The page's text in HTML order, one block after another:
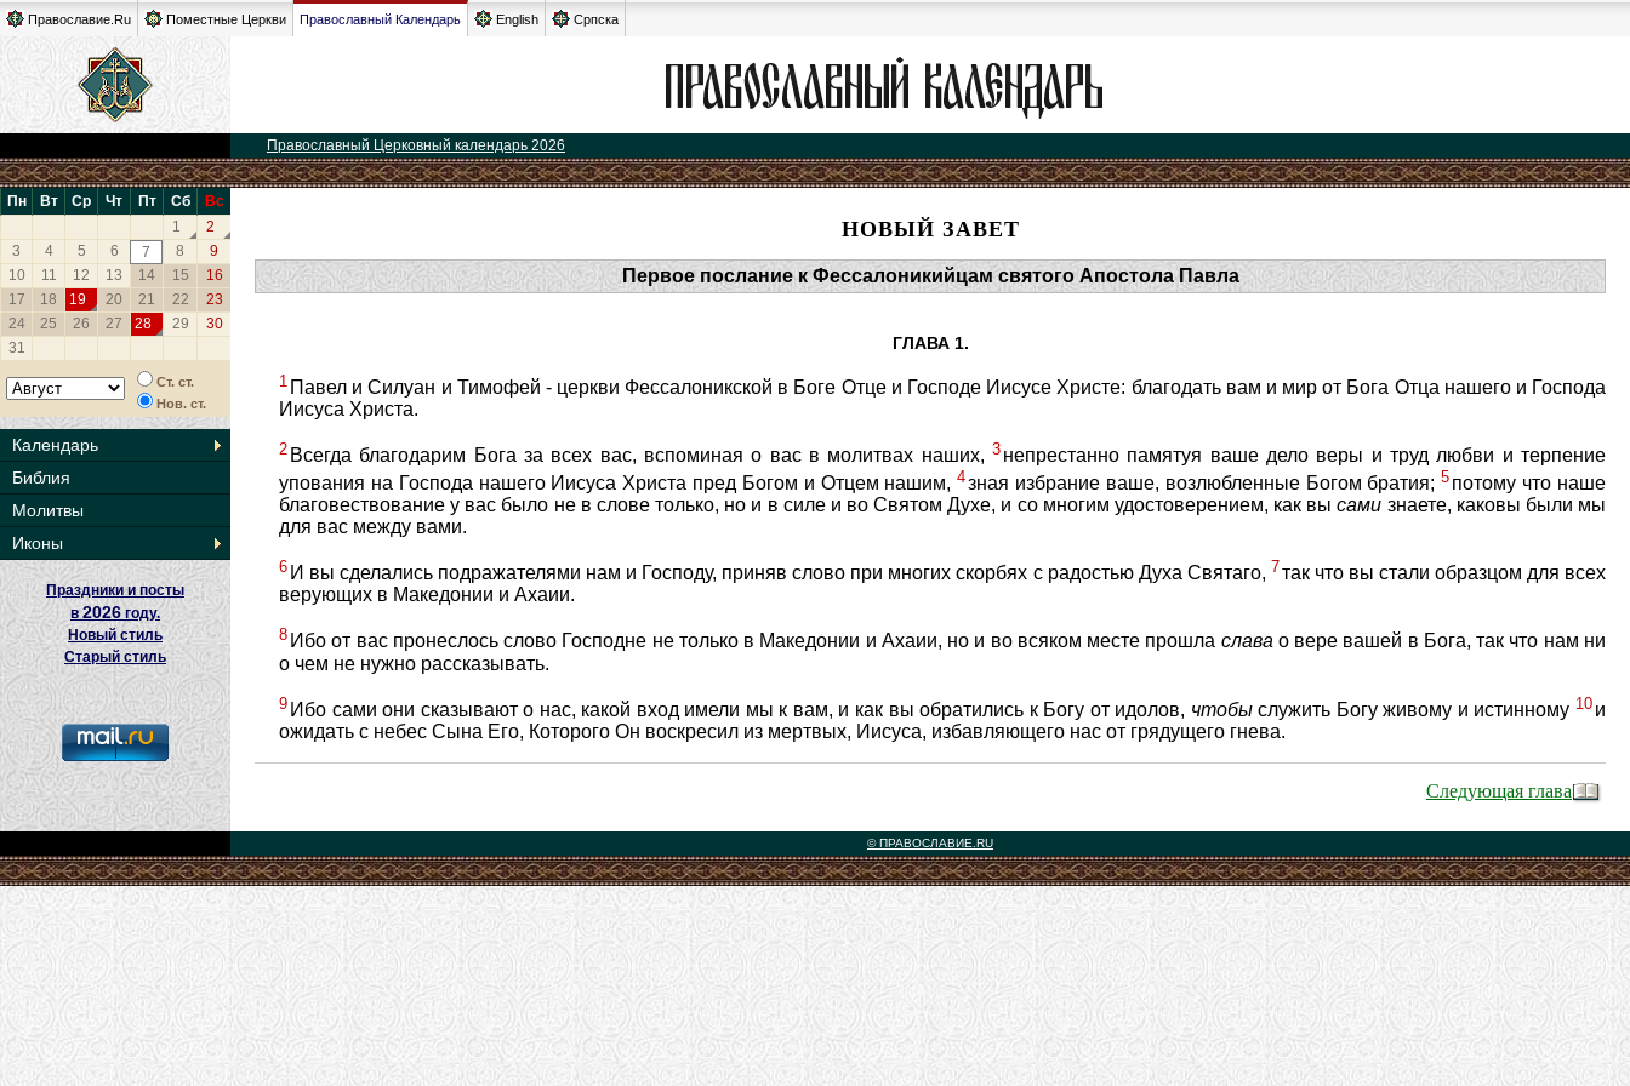
Православие.Ru Поместные Церкви Православный Календарь English Српска
Православный Церковный календарь 2026
Пн Вт Ср Чт Пт Сб
Вс
1
2
3
4 5 6 7 8
9
10
11 12 13 14 15
16
17
18 19 20 21 22
23
24
25 26 27 28 29
30
31
Ст. ст.
Нов. ст.
Календарь
Библия
Молитвы
Иконы
Праздники и посты
в2026 году.
Новый стиль
Старый стиль
НОВЫЙ ЗАВЕТ
Первое послание к Фессалоникийцам святого Апостола Павла
ГЛАВА 1.
1 Павел и Силуан и Тимофей - церкви Фессалоникской в Боге Отце и Господе Иисусе Христе: благодать вам и мир от Бога Отца нашего и Господа
Иисуса Христа.
2 Всегда благодарим Бога за всех вас, вспоминая о вас в молитвах наших, 3 непрестанно памятуя ваше дело веры и труд любви и терпение
упования на Господа нашего Иисуса Христа пред Богом и Отцем нашим,4зная избрание ваше, возлюбленные Богом братия;5 потому что наше
благовествование у вас было не в слове только, но и в силе и во Святом Духе, и со многим удостоверением, как высами знаете, каковы были мы
для вас между вами.
6 И вы сделались подражателями нам и Господу, приняв слово при многих скорбях с радостью Духа Святаго, 7так что вы стали образцом для всех
верующих в Македонии и Ахаии.
8 Ибо от вас пронеслось слово Господне не только в Македонии и Ахаии, но и во всяком месте прошла славао вере вашей в Бога, так что нам ни
о чем не нужно рассказывать.
9 Ибо сами они сказывают о нас, какой вход имели мы к вам, и как вы обратились к Богу от идолов, чтобыслужить Богу живому и истинному 10 и
ожидать с небес Сына Его, Которого Он воскресил из мертвых, Иисуса, избавляющего нас от грядущего гнева.
Следующая глава
© ПРАВОСЛАВИЕ.RU